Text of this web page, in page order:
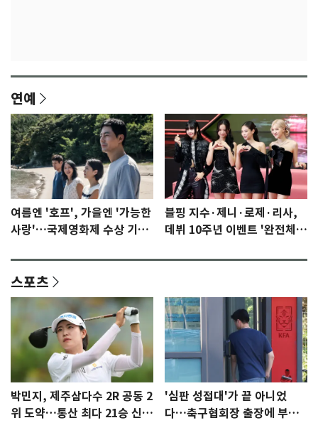
연예
여름엔 '호프', 가을엔 '가능한
사랑'…국제영화제 수상 기대
블핑 지수·제니·로제·리사,
데뷔 10주년 이벤트 '완전체'
스포츠
박민지, 제주삼다수 2R 공동 2
위 도약…통산 최다 21승 신기
'심판 성접대'가 끝 아니었
다…축구협회장 출장에 부인